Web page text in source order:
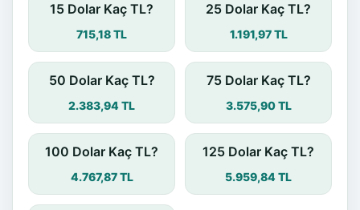
15 Dolar Kaç TL?
715,18 TL
25 Dolar Kaç TL?
1.191,97 TL
50 Dolar Kaç TL?
2.383,94 TL
75 Dolar Kaç TL?
3.575,90 TL
100 Dolar Kaç TL?
4.767,87 TL
125 Dolar Kaç TL?
5.959,84 TL